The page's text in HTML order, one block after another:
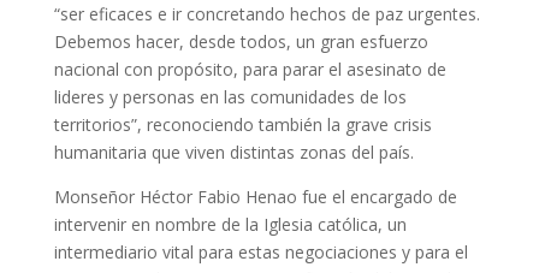
“ser eficaces e ir concretando hechos de paz urgentes.
Debemos hacer, desde todos, un gran esfuerzo
nacional con propósito, para parar el asesinato de
lideres y personas en las comunidades de los
territorios”, reconociendo también la grave crisis
humanitaria que viven distintas zonas del país.
Monseñor Héctor Fabio Henao fue el encargado de
intervenir en nombre de la Iglesia católica, un
intermediario vital para estas negociaciones y para el